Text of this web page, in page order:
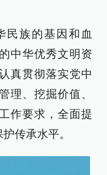
民族的基因和血
中华优秀文明资
真贯彻落实党中
理、挖掘价值、
作要求，全面提
传承水平。